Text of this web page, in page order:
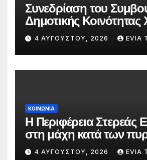
Συνεδρίαση του
Δημοτικής Κοινότητας
την 5 Αυγούστου
4 ΑΥΓΟΎΣΤΟΥ, 2026 EVIA
ΚΟΙΝΩΝΙΑ
Η Περιφέρεια Στερεάς
στη μάχη κατά των
Δράσεις και στήριξη σε
4 ΑΥΓΟΎΣΤΟΥ, 2026 EVIA